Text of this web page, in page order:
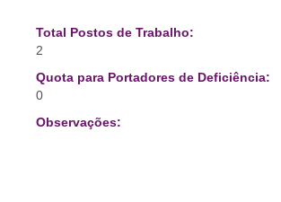
Total Postos de Trabalho:
2
Quota para Portadores de Deficiência:
0
Observações: